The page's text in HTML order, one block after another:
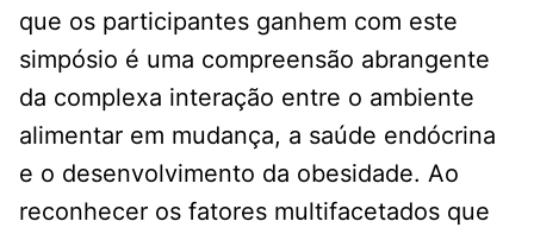
que os participantes ganhem com este
simpósio é uma compreensão abrangente
da complexa interação entre o ambiente
alimentar em mudança, a saúde endócrina
e o desenvolvimento da obesidade. Ao
reconhecer os fatores multifacetados que